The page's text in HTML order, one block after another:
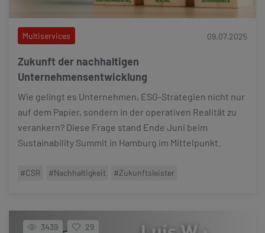
09.07.2025
Multiservices
Zukunft der nachhaltigen
Unternehmensentwicklung
Wie gelingt es Unternehmen, ESG-Strategien nicht nur
auf dem Papier, sondern in der operativen Realität zu
verankern? Diese Frage stand Ende Juni beim
Sustainability Summit in Hamburg im Mittelpunkt.
#CSR #Nachhaltigkeit #Zukunftsleister
3439 29